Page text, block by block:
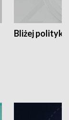
Bliżej polityki